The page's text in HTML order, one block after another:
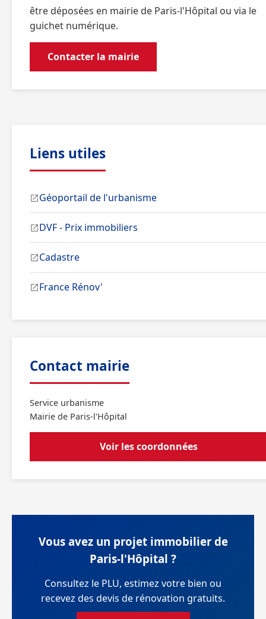
être déposées en mairie de Paris-l'Hôpital ou via le
guichet numérique.
Contacter la mairie
Liens utiles
Géoportail de l'urbanisme
DVF - Prix immobiliers
Cadastre
France Rénov'
Contact mairie
Service urbanisme
Mairie de Paris-l'Hôpital
Voir les coordonnées
Vous avez un projet immobilier de
Paris-l'Hôpital ?
Consultez le PLU, estimez votre bien ou
recevez des devis de rénovation gratuits.